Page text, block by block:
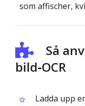
som affischer,
Så
bild‑OCR
Ladda upp